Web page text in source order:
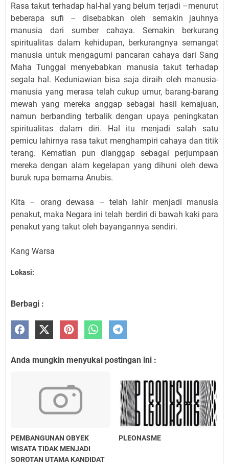
Rasa takut terhadap hal-hal yang belum terjadi –menurut
beberapa sufi – disebabkan oleh semakin jauhnya
manusia dari sumber cahaya. Semakin berkurang
spiritualitas dalam kehidupan, berkurangnya semangat
manusia untuk mengagumi pancaran cahaya dari Sang
Maha Tunggal menyebabkan manusia takut terhadap
segala hal. Keduniawian bisa saja diraih oleh manusia-
manusia yang merasa telah cukup umur, barang-barang
mewah yang mereka anggap sebagai hasil kemajuan,
namun berbanding terbalik dengan upaya peningkatan
spiritualitas dalam diri. Hal itu menjadi salah satu
pemicu lahirnya rasa takut menghampiri cahaya dan titik
terang. Kematian pun dianggap sebagai perjumpaan
mereka dengan alam kegelapan yang dihuni oleh dewa
buruk rupa bernama Anubis.
Kita – orang dewasa – telah lahir menjadi manusia
penakut, maka Negara ini telah berdiri di bawah kaki para
penakut yang takut oleh bayangannya sendiri.
Kang Warsa
Lokasi:
Berbagi :
Anda mungkin menyukai postingan ini :
PEMBANGUNAN OBYEK
WISATA TIDAK MENJADI
SOROTAN UTAMA KANDIDAT
PLEONASME